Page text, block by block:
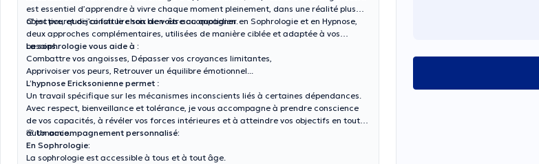
est essentiel d’apprendre à vivre chaque moment pleinement, dans une réalité plus
objective, et de construire son bien-être au quotidien.
C’est pourquoi j’ai fait le choix de vous accompagner en Sophrologie et en Hypnose,
deux approches complémentaires, utilisées de manière ciblée et adaptée à vos
besoins.
La sophrologie vous aide à :
Combattre vos angoisses, Dépasser vos croyances limitantes,
Apprivoiser vos peurs, Retrouver un équilibre émotionnel...
L’hypnose Ericksonienne permet :
Un travail spécifique sur les mécanismes inconscients liés à certaines dépendances.
Avec respect, bienveillance et tolérance, je vous accompagne à prendre conscience
de vos capacités, à révéler vos forces intérieures et à atteindre vos objectifs en toute
autonomie.
🌸 Un accompagnement personnalisé:
En Sophrologie:
La sophrologie est accessible à tous et à tout âge.